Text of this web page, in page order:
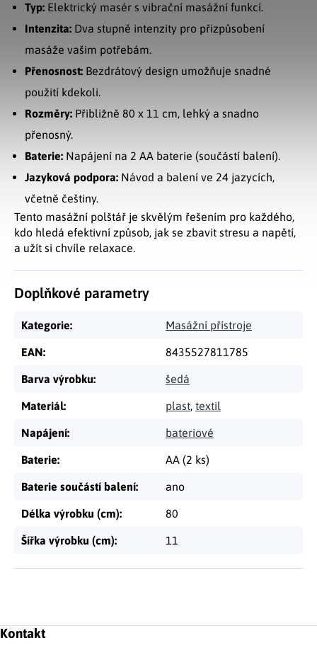
Typ: Elektrický masér s vibrační masážní funkcí.
Intenzita: Dva stupně intenzity pro přizpůsobení
masáže vašim potřebám.
Přenosnost: Bezdrátový design umožňuje snadné
použití kdekoli.
Rozměry: Přibližně 80 x 11 cm, lehký a snadno
přenosný.
Baterie: Napájení na 2 AA baterie (součástí balení).
Jazyková podpora: Návod a balení ve 24 jazycích,
včetně češtiny.
Tento masážní polštář je skvělým řešením pro každého,
kdo hledá efektivní způsob, jak se zbavit stresu a napětí,
a užít si chvíle relaxace.
Doplňkové parametry
Kategorie: Masážní přístroje
EAN: 8435527811785
Barva výrobku: šedá
Materiál: plast, textil
Napájení: bateriové
Baterie: AA (2 ks)
Baterie součástí balení: ano
Délka výrobku (cm): 80
Šířka výrobku (cm): 11
Zápatí
Kontakt